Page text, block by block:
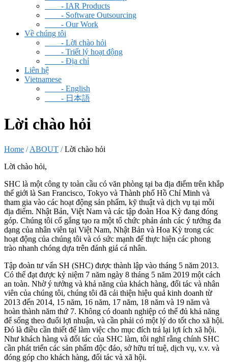
- IAR Products
- Software Outsourcing
- Our Work
Về chúng tôi
- Lời chào hỏi
- Triết lý hoạt động
- Địa chỉ
Liên hệ
Vietnamese
- English
- 日本語
Lời chào hỏi
Home /ABOUT /Lời chào hỏi
Lời chào hỏi,
SHC là một công ty toàn cầu có văn phòng tại ba địa điểm trên khắp
thế giới là San Francisco, Tokyo và Thành phố Hồ Chí Minh và
tham gia vào các hoạt động sản phẩm, kỹ thuật và dịch vụ tại mỗi
địa điểm. Nhật Bản, Việt Nam và các tập đoàn Hoa Kỳ đang đóng
góp. Chúng tôi cố gắng tạo ra một tổ chức phản ánh các ý tưởng đa
dạng của nhân viên tại Việt Nam, Nhật Bản và Hoa Kỳ trong các
hoạt động của chúng tôi và có sức mạnh để thực hiện các phong
trào nhanh chóng dựa trên đánh giá cá nhân.
Tập đoàn tư vấn SH (SHC) được thành lập vào tháng 5 năm 2013.
Có thể đạt được kỷ niệm 7 năm ngày 8 tháng 5 năm 2019 một cách
an toàn. Nhờ ý tưởng và khả năng của khách hàng, đối tác và nhân
viên của chúng tôi, chúng tôi đã cải thiện hiệu quả kinh doanh từ
2013 đến 2014, 15 năm, 16 năm, 17 năm, 18 năm và 19 năm và
hoàn thành năm thứ 7. Không có doanh nghiệp có thể đủ khả năng
để sống theo đuổi lợi nhuận, và cần phải có một lý do tốt cho xã hội.
Đó là điều cần thiết để làm việc cho mục đích trả lại lợi ích xã hội.
Như khách hàng và đối tác của SHC làm, tôi nghĩ rằng chính SHC
cần phát triển các sản phẩm độc đáo, sở hữu trí tuệ, dịch vụ, v.v. và
đóng góp cho khách hàng, đối tác và xã hội.